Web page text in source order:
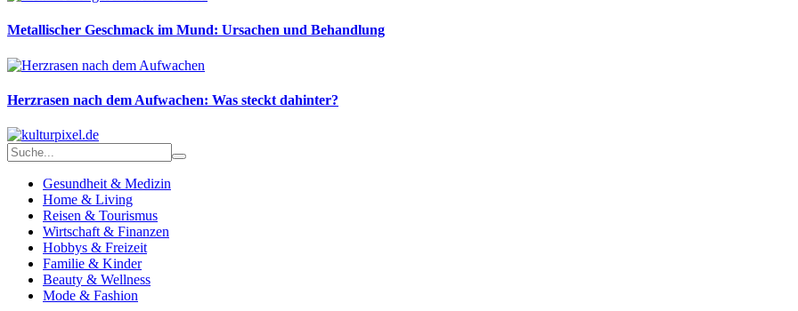
Metallischer Geschmack im Mund: Ursachen und Behandlung
Herzrasen nach dem Aufwachen: Was steckt dahinter?
Gesundheit & Medizin
Home & Living
Reisen & Tourismus
Wirtschaft & Finanzen
Hobbys & Freizeit
Familie & Kinder
Beauty & Wellness
Mode & Fashion